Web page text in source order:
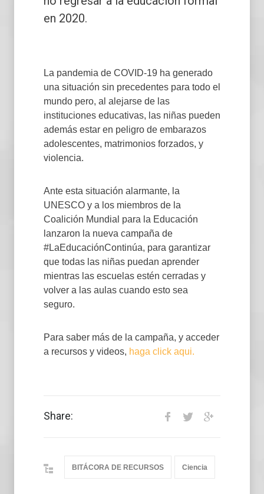
en 2020.
La pandemia de COVID-19 ha generado
una situación sin precedentes para todo el
mundo pero, al alejarse de las
instituciones educativas, las niñas pueden
además estar en peligro de embarazos
adolescentes, matrimonios forzados, y
violencia.
Ante esta situación alarmante, la
UNESCO y a los miembros de la
Coalición Mundial para la Educación
lanzaron la nueva campaña de
#LaEducaciónContinúa, para garantizar
que todas las niñas puedan aprender
mientras las escuelas estén cerradas y
volver a las aulas cuando esto sea
seguro.
Para saber más de la campaña, y acceder
a recursos y videos, haga click aqui.
Share:
BITÁCORA DE RECURSOS Ciencia